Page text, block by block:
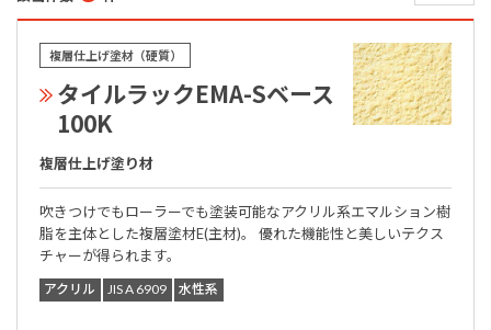
複層仕上げ塗材（硬質）
タイルラックEMA-Sベース
100K
複層仕上げ塗り材
吹きつけでもローラーでも塗装可能なアクリル系エマルション樹
脂を主体とした複層塗材E(主材)。 優れた機能性と美しいテクス
チャーが得られます。
アクリル JIS A 6909 水性系